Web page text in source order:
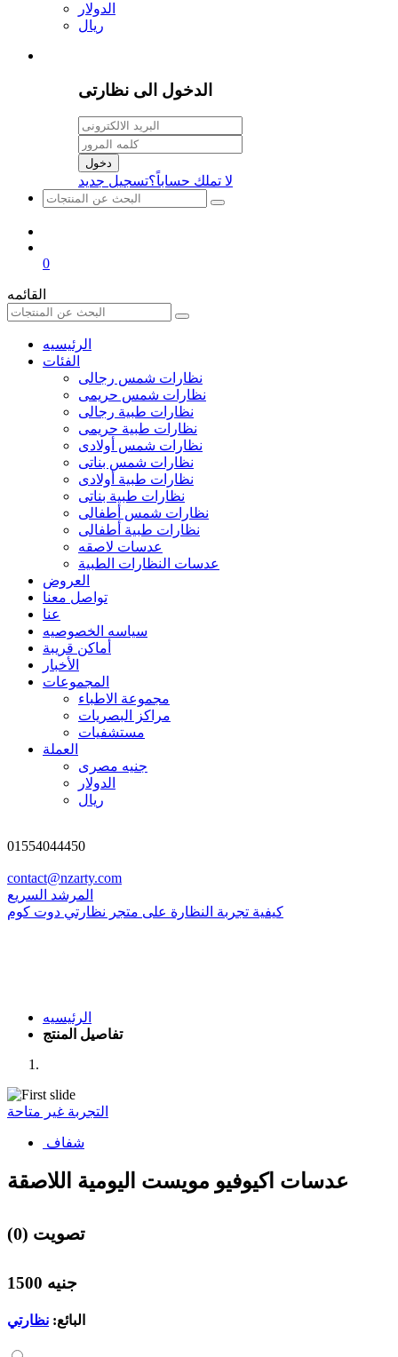
الدولار
ريال
الدخول الى نظارتى
لا تملك حساباً؟تسجيل جديد
0
القائمه
الرئيسيه
الفئات
نظارات شمس رجالى
نظارات شمس حريمى
نظارات طبية رجالى
نظارات طبية حريمى
نظارات شمس أولادى
نظارات شمس بناتى
نظارات طبية أولادى
نظارات طبية بناتى
نظارات شمس أطفالى
نظارات طبية أطفالى
عدسات لاصقه
عدسات النظارات الطبية
العروض
تواصل معنا
عنا
سياسه الخصوصيه
أماكن قريبة
الأخبار
المجموعات
مجموعة الاطباء
مراكز البصريات
مستشفيات
العملة
جنيه مصرى
الدولار
ريال
01554044450
contact@nzarty.com
المرشد السريع
كيفية تجربة النظارة على متجر نظارتي دوت كوم
الرئيسيه
تفاصيل المنتج
التجربة غير متاحة
شفاف
عدسات اكيوفيو مويست اليومية اللاصقة
(0) تصويت
1500 جنيه
البائع: نظارتي